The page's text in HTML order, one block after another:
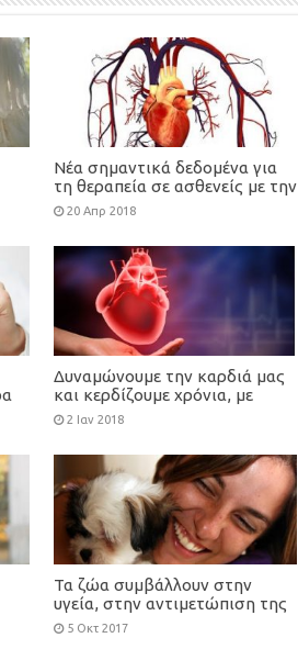
Νέα σημαντικά δεδομένα για
τη θεραπεία σε ασθενείς με την
τρανσθυρετίνη
μυοκαρδιοπάθεια
20 Απρ 2018
Δυναμώνουμε την καρδιά μας
και κερδίζουμε χρόνια, με
μικρές αλλαγές στις συνήθειες
2 Ιαν 2018
Τα ζώα συμβάλλουν στην
υγεία, στην αντιμετώπιση της
υπέρτασης, του άγχους, της
5 Οκτ 2017